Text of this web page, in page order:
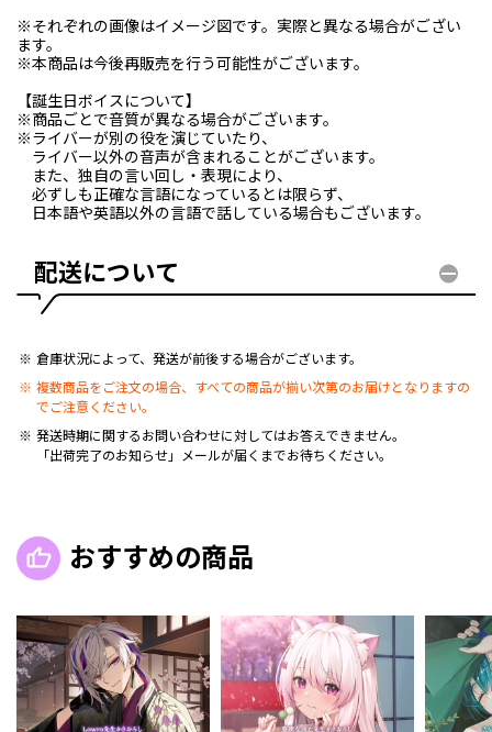
※それぞれの画像はイメージ図です。実際と異なる場合がござい
ます。
※本商品は今後再販売を行う可能性がございます。
【誕生日ボイスについて】
※商品ごとで音質が異なる場合がございます。
※ライバーが別の役を演じていたり、
ライバー以外の音声が含まれることがございます。
また、独自の言い回し・表現により、
必ずしも正確な言語になっているとは限らず、
日本語や英語以外の言語で話している場合もございます。
配送について
倉庫状況によって、発送が前後する場合がございます。
複数商品をご注文の場合、すべての商品が揃い次第のお届けとなりますの
でご注意ください。
発送時期に関するお問い合わせに対してはお答えできません。
「出荷完了のお知らせ」メールが届くまでお待ちください。
おすすめの商品